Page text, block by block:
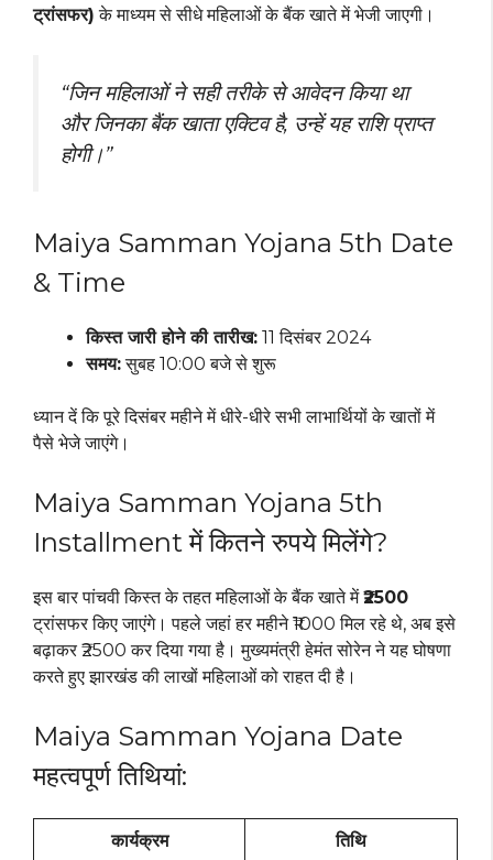
ट्रांसफर) के माध्यम से सीधे महिलाओं के बैंक खाते में भेजी जाएगी।
“जिन महिलाओं ने सही तरीके से आवेदन किया था
और जिनका बैंक खाता एक्टिव है, उन्हें यह राशि प्राप्त
होगी।”
Maiya Samman Yojana 5th Date
& Time
किस्त जारी होने की तारीख: 11 दिसंबर 2024
समय:सुबह 10:00 बजे से शुरू
ध्यान दें कि पूरे दिसंबर महीने में धीरे-धीरे सभी लाभार्थियों के खातों में
पैसे भेजे जाएंगे।
Maiya Samman Yojana 5th
Installment में कितने रुपये मिलेंगे?
इस बार पांचवी किस्त के तहत महिलाओं के बैंक खाते में₹2500
ट्रांसफर किए जाएंगे। पहले जहां हर महीने ₹1000 मिल रहे थे, अब इसे
बढ़ाकर ₹2500 कर दिया गया है। मुख्यमंत्री हेमंत सोरेन ने यह घोषणा
करते हुए झारखंड की लाखों महिलाओं को राहत दी है।
Maiya Samman Yojana Date
महत्वपूर्ण तिथियां:
कार्यक्रम तिथि